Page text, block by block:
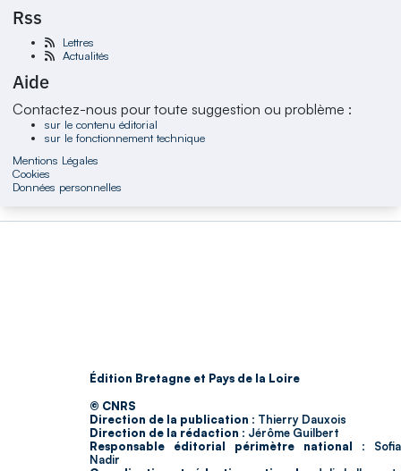
Rss
Lettres
Actualités
Aide
Contactez-nous pour toute suggestion ou problème :
sur le contenu éditorial
sur le fonctionnement technique
Mentions Légales
Cookies
Données personnelles
Édition Bretagne et Pays de la Loire
© CNRS
Direction de la publication : Thierry Dauxois
Direction de la rédaction : Jérôme Guilbert
Responsable éditorial périmètre national : Sofia
Nadir